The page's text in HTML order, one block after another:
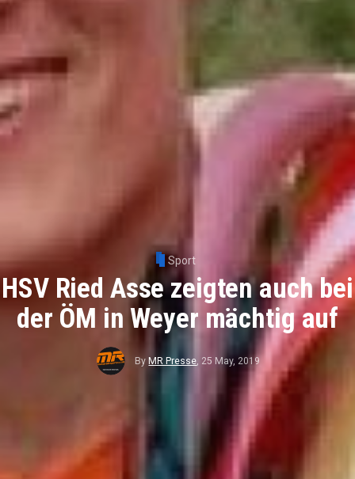
Sport
HSV Ried Asse zeigten auch bei
der ÖM in Weyer mächtig auf
By MR Presse, 25 May, 2019